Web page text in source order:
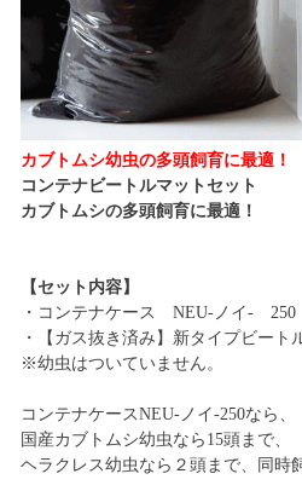
カブトムシ幼虫の多頭飼育に最適！
コンテナビートルマットセット
カブトムシの多頭飼育に最適！
【セット内容】
・コンテナケース NEU-ノイ-
・【ガス抜き済み】新タイプビー
※幼虫はついていません。
コンテナケースNEU-ノイ-250なら、
国産カブトムシ幼虫なら15頭まで、
ヘラクレス幼虫なら２頭まで、同時